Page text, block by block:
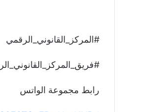
#المركز_القانوني_الرقمي
رابط مجموعة الواتس